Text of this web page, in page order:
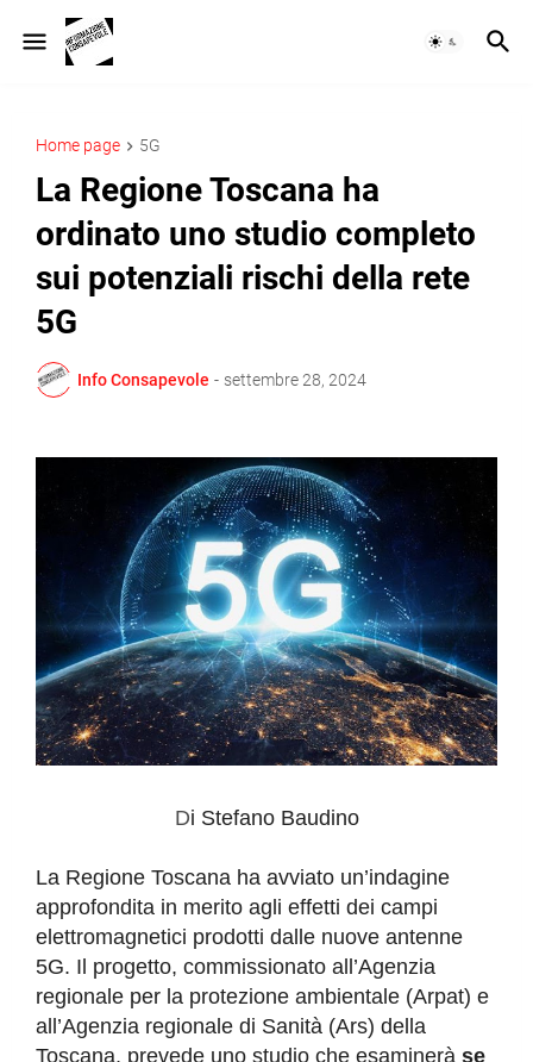
Home page 5G
La Regione Toscana ha
ordinato uno studio completo
sui potenziali rischi della rete
5G
Info Consapevole - settembre 28, 2024
Di Stefano Baudino
La Regione Toscana ha avviato un’indagine
approfondita in merito agli effetti dei campi
elettromagnetici prodotti dalle nuove antenne
5G. Il progetto, commissionato all’Agenzia
regionale per la protezione ambientale (Arpat) e
all’Agenzia regionale di Sanità (Ars) della
Toscana, prevede uno studio che esaminerà se